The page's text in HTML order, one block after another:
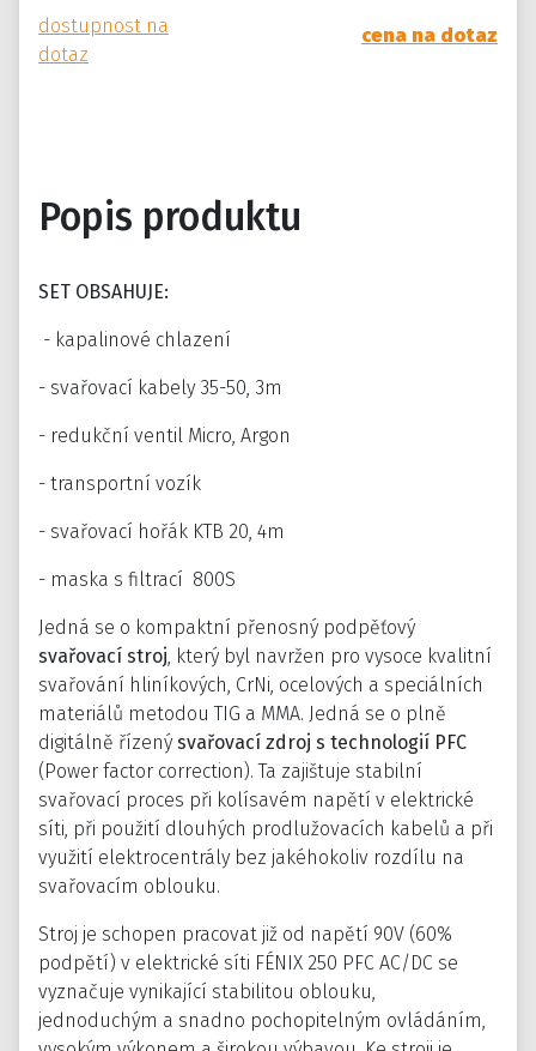
dostupnost na
dotaz
cena na dotaz
Popis produktu
SET OBSAHUJE:
- kapalinové chlazení
- svařovací kabely 35-50, 3m
- redukční ventil Micro, Argon
- transportní vozík
- svařovací hořák KTB 20, 4m
- maska s filtrací 800S
Jedná se o kompaktní přenosný podpěťový
svařovací stroj, který byl navržen pro vysoce kvalitní
svařování hliníkových, CrNi, ocelových a speciálních
materiálů metodou TIG a MMA. Jedná se o plně
digitálně řízený svařovací zdroj s technologií PFC
(Power factor correction). Ta zajištuje stabilní
svařovací proces při kolísavém napětí v elektrické
síti, při použití dlouhých prodlužovacích kabelů a při
využití elektrocentrály bez jakéhokoliv rozdílu na
svařovacím oblouku.
Stroj je schopen pracovat již od napětí 90V (60%
podpětí) v elektrické síti FÉNIX 250 PFC AC/DC se
vyznačuje vynikající stabilitou oblouku,
jednoduchým a snadno pochopitelným ovládáním,